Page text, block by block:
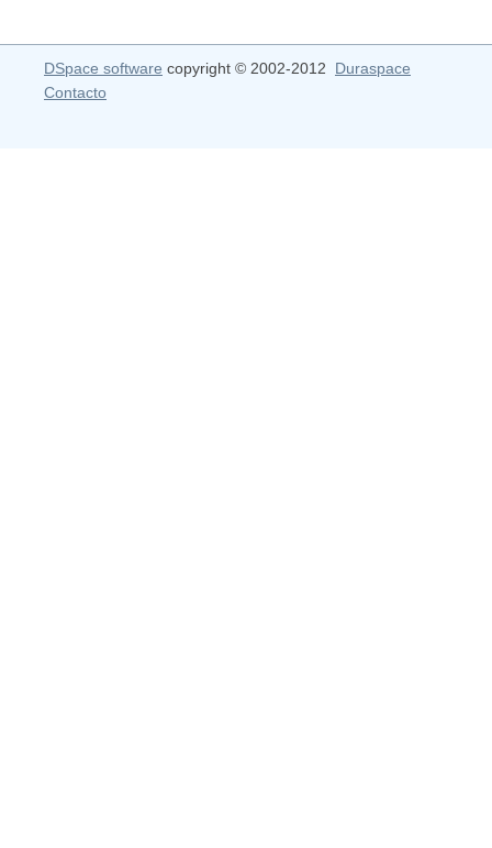
DSpace software copyright © 2002-2012 Duraspace
Contacto